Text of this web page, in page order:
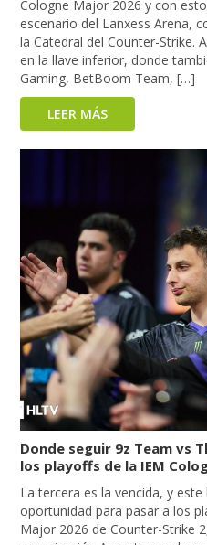
Cologne Major 2026 y con
escenario del Lanxess Arena,
la Catedral del Counter-Strike.
en la llave inferior, donde
Gaming, BetBoom Team, […]
LEER MÁS
Donde seguir 9z Team vs
los playoffs de la IEM
La tercera es la vencida, y
oportunidad para pasar a los
Major 2026 de Counter-Strike